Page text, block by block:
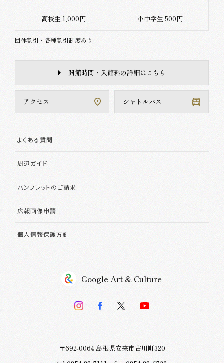
高校生 1,000円 小中学生 500円
団体割引・各種割引制度あり
開館時間・入館料の詳細はこちら
Google Art & Culture
よくある質問
周辺ガイド
パンフレットのご請求
広報画像申請
個人情報保護方針
アクセス シャトルバス
〒692‐0064 島根県安来市古川町320